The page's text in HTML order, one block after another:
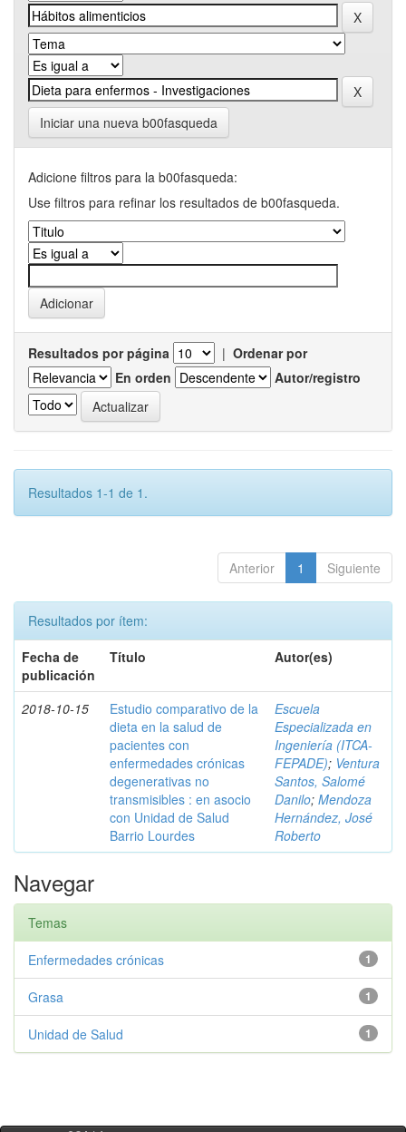
Iniciar una nueva b00fasqueda
Adicione filtros para la b00fasqueda:
Use filtros para refinar los resultados de b00fasqueda.
Resultados por página | Ordenar por
En orden
Autor/registro
Resultados 1-1 de 1.
Anterior 1 Siguiente
Resultados por ítem:
Fecha de
publicación
Título Autor(es)
2018-10-15
Estudio comparativo de la
dieta en la salud de
pacientes con
enfermedades crónicas
degenerativas no
transmisibles : en asocio
con Unidad de Salud
Barrio Lourdes
Escuela
Especializada en
Ingeniería (ITCA-
FEPADE); Ventura
Santos, Salomé
Danilo; Mendoza
Hernández, José
Roberto
Navegar
Temas
1
Enfermedades crónicas
1
Grasa
1
Unidad de Salud